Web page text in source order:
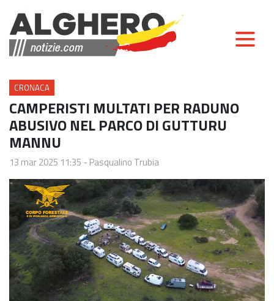
CRONACA
CAMPERISTI MULTATI PER RADUNO
ABUSIVO NEL PARCO DI GUTTURU
MANNU
13 mar 2025 11:35 - Pasqualino Trubia